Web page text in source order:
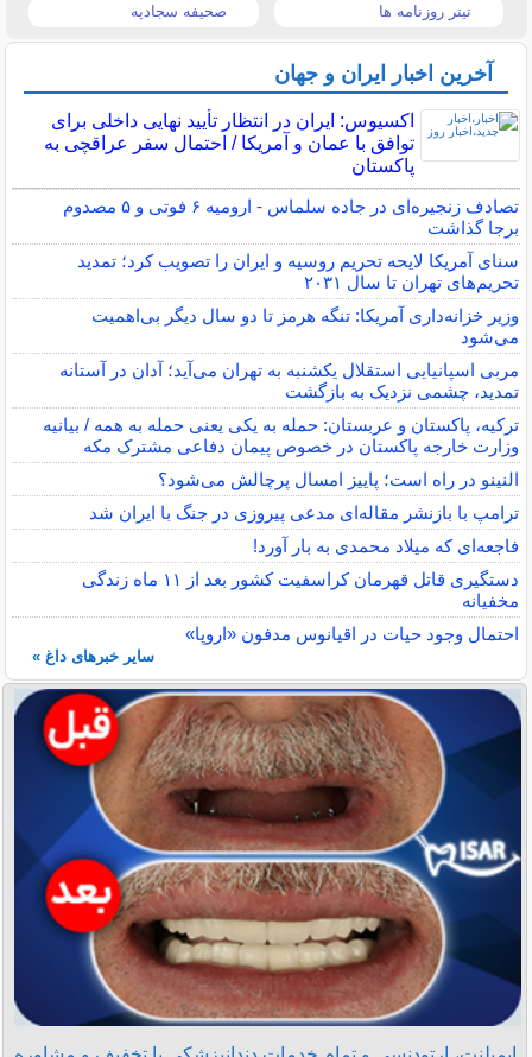
تیتر روزنامه ها صحیفه سجادیه
آخرین اخبار ایران و جهان
اکسیوس: ایران در انتظار تأیید نهایی داخلی برای
توافق با عمان و آمریکا / احتمال سفر عراقچی به
پاکستان
تصادف زنجیره‌ای در جاده سلماس - ارومیه ۶ فوتی و ۵ مصدوم
برجا گذاشت
سنای آمریکا لایحه تحریم روسیه و ایران را تصویب کرد؛ تمدید
تحریم‌های تهران تا سال ۲۰۳۱
وزیر خزانه‌داری آمریکا: تنگه هرمز تا دو سال دیگر بی‌اهمیت
می‌شود
مربی اسپانیایی استقلال یکشنبه به تهران می‌آید؛ آدان در آستانه
تمدید، چشمی نزدیک به بازگشت
ترکیه، پاکستان و عربستان: حمله به یکی یعنی حمله به همه / بیانیه
وزارت خارجه پاکستان در خصوص پیمان دفاعی مشترک مکه
النینو در راه است؛ پاییز امسال پرچالش می‌شود؟
ترامپ با بازنشر مقاله‌ای مدعی پیروزی در جنگ با ایران شد
فاجعه‌ای که میلاد محمدی به بار آورد!
دستگیری قاتل قهرمان کراسفیت کشور بعد از ۱۱ ماه زندگی
مخفیانه
احتمال وجود حیات در اقیانوس مدفون «اروپا»
سایر خبرهای داغ »